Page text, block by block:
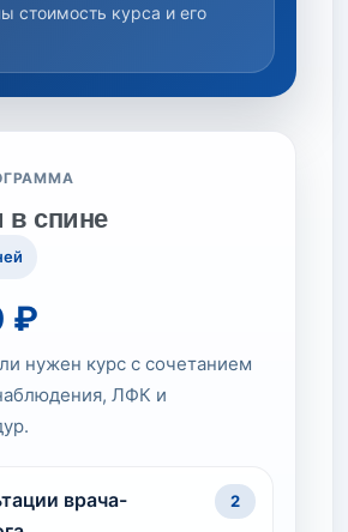
стоимость курса и его
в спине
₽
нужен курс с сочетанием
ЛФК и
врача-
2